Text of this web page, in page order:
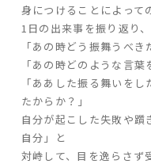
身につけることによって
1日の出来事を振り返り、
「あの時どう振舞うべき
「あの時どのような言葉
「ああした振る舞いを
たからか？」
自分が起こした失敗や躓
自分」と
対峙して、目を逸らさず